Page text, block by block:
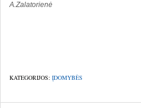
A.Zalatorienė
KATEGORIJOS: ĮDOMYBĖS